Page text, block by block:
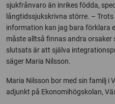
sjukfrånvaro än inrikes födda,
långtidssjukskrivna större. –
information kan jag bara förklara
måste alltså finnas andra
slutsats är att själva
säger Maria Nilsson.
Maria Nilsson bor med sin familj i
adjunkt på Ekonomihögskolan,